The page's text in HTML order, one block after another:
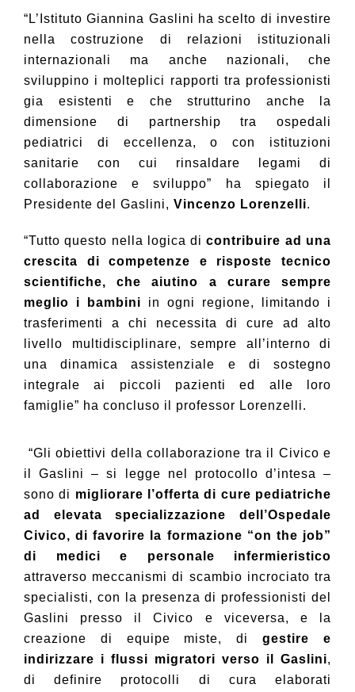
“L’Istituto Giannina Gaslini ha scelto di investire
nella costruzione di relazioni istituzionali
internazionali ma anche nazionali, che
sviluppino i molteplici rapporti tra professionisti
gia esistenti e che strutturino anche la
dimensione di partnership tra ospedali
pediatrici di eccellenza, o con istituzioni
sanitarie con cui rinsaldare legami di
collaborazione e sviluppo” ha spiegato il
Presidente del Gaslini, Vincenzo Lorenzelli.
“Tutto questo nella logica dicontribuire ad una
crescita di competenze e risposte tecnico
scientifiche, che aiutino a curare sempre
meglio i bambini in ogni regione, limitando i
trasferimenti a chi necessita di cure ad alto
livello multidisciplinare, sempre all’interno di
una dinamica assistenziale e di sostegno
integrale ai piccoli pazienti ed alle loro
famiglie” ha concluso il professor Lorenzelli.
“Gli obiettivi della collaborazione tra il Civico e
il Gaslini – si legge nel protocollo d’intesa –
sono di migliorare l’offerta di cure pediatriche
ad elevata specializzazione dell’Ospedale
Civico, di favorire la formazione “on the job”
di medici e personale infermieristico
attraverso meccanismi di scambio incrociato tra
specialisti, con la presenza di professionisti del
Gaslini presso il Civico e viceversa, e la
creazione di equipe miste, digestire e
indirizzare i flussi migratori verso il Gaslini,
di definire protocolli di cura elaborati